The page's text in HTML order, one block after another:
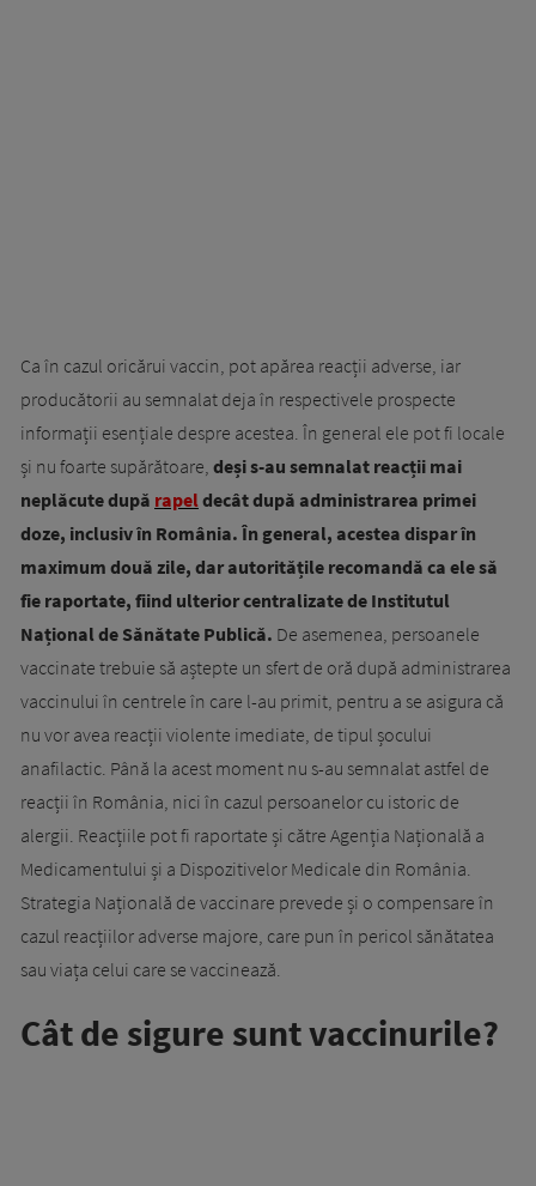
Ca în cazul oricărui vaccin, pot apărea reacții adverse, iar
producătorii au semnalat deja în respectivele prospecte
informații esențiale despre acestea. În general ele pot fi locale
și nu foarte supărătoare, deși s-au semnalat reacții mai
neplăcute după rapeldecât după administrarea primei
doze, inclusiv în România. În general, acestea dispar în
maximum două zile, dar autoritățile recomandă ca ele să
fie raportate, fiind ulterior centralizate de Institutul
Național de Sănătate Publică. De asemenea, persoanele
vaccinate trebuie să aștepte un sfert de oră după administrarea
vaccinului în centrele în care l-au primit, pentru a se asigura că
nu vor avea reacții violente imediate, de tipul șocului
anafilactic. Până la acest moment nu s-au semnalat astfel de
reacții în România, nici în cazul persoanelor cu istoric de
alergii. Reacțiile pot fi raportate și către Agenția Națională a
Medicamentului și a Dispozitivelor Medicale din România.
Strategia Națională de vaccinare prevede și o compensare în
cazul reacțiilor adverse majore, care pun în pericol sănătatea
sau viața celui care se vaccinează.
Cât de sigure sunt vaccinurile?